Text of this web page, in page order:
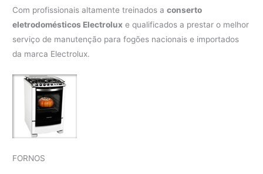
Com profissionais altamente treinados aconserto
eletrodomésticos Electrolux e qualificados a prestar o melhor
serviço de manutenção para fogões nacionais e importados
da marca Electrolux.
FORNOS